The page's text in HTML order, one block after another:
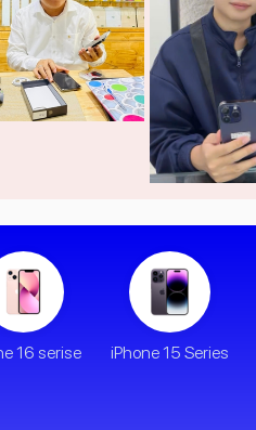
16 serise iPhone 15 Series